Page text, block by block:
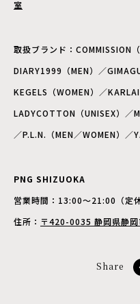
室
取扱ブランド：COMMISSION
DIARY1999（MEN）／
KEGELS（WOMEN）／
LADYCOTTON（UNISEX）／
／P.L.N.（MEN／WOMEN）／
PNG SHIZUOKA
営業時間：13:00〜21:00（定休
住所： 〒420-0035 静岡県静
Share